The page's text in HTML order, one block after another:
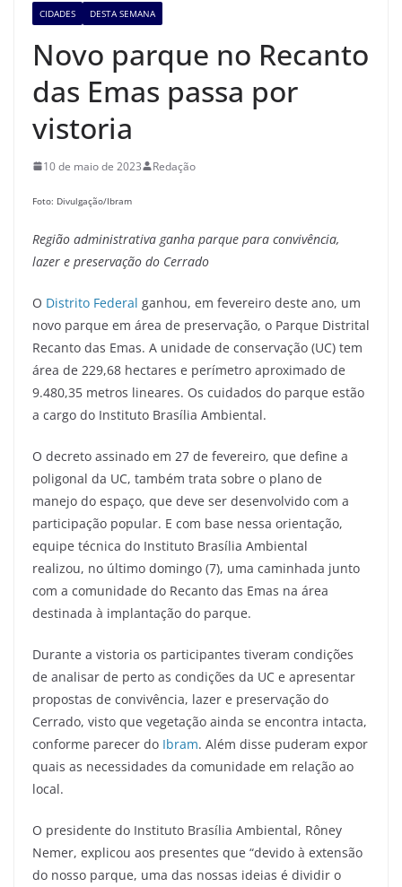
CIDADES DESTA SEMANA
Novo parque no Recanto
das Emas passa por
vistoria
10 de maio de 2023 Redação
Foto: Divulgação/Ibram
Região administrativa ganha parque para convivência,
lazer e preservação do Cerrado
O Distrito Federal ganhou, em fevereiro deste ano, um
novo parque em área de preservação, o Parque Distrital
Recanto das Emas. A unidade de conservação (UC) tem
área de 229,68 hectares e perímetro aproximado de
9.480,35 metros lineares. Os cuidados do parque estão
a cargo do Instituto Brasília Ambiental.
O decreto assinado em 27 de fevereiro, que define a
poligonal da UC, também trata sobre o plano de
manejo do espaço, que deve ser desenvolvido com a
participação popular. E com base nessa orientação,
equipe técnica do Instituto Brasília Ambiental
realizou, no último domingo (7), uma caminhada junto
com a comunidade do Recanto das Emas na área
destinada à implantação do parque.
Durante a vistoria os participantes tiveram condições
de analisar de perto as condições da UC e apresentar
propostas de convivência, lazer e preservação do
Cerrado, visto que vegetação ainda se encontra intacta,
conforme parecer do Ibram. Além disse puderam expor
quais as necessidades da comunidade em relação ao
local.
O presidente do Instituto Brasília Ambiental, Rôney
Nemer, explicou aos presentes que “devido à extensão
do nosso parque, uma das nossas ideias é dividir o